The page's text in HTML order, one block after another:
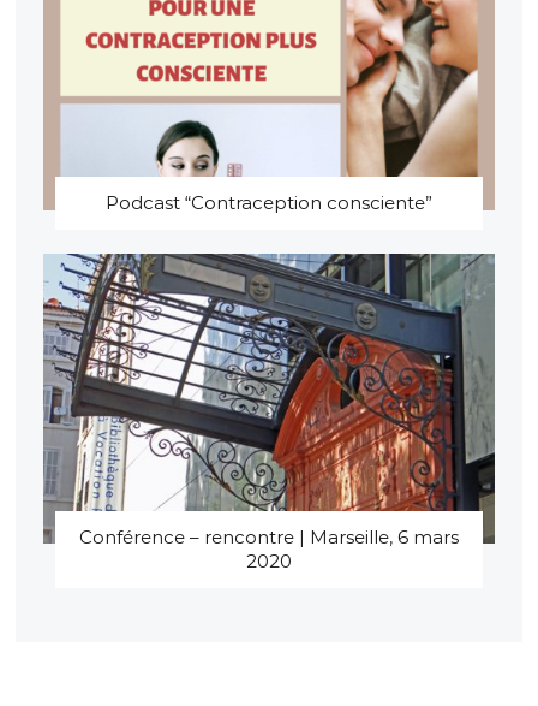
Podcast “Contraception consciente”
Conférence – rencontre | Marseille, 6 mars
2020